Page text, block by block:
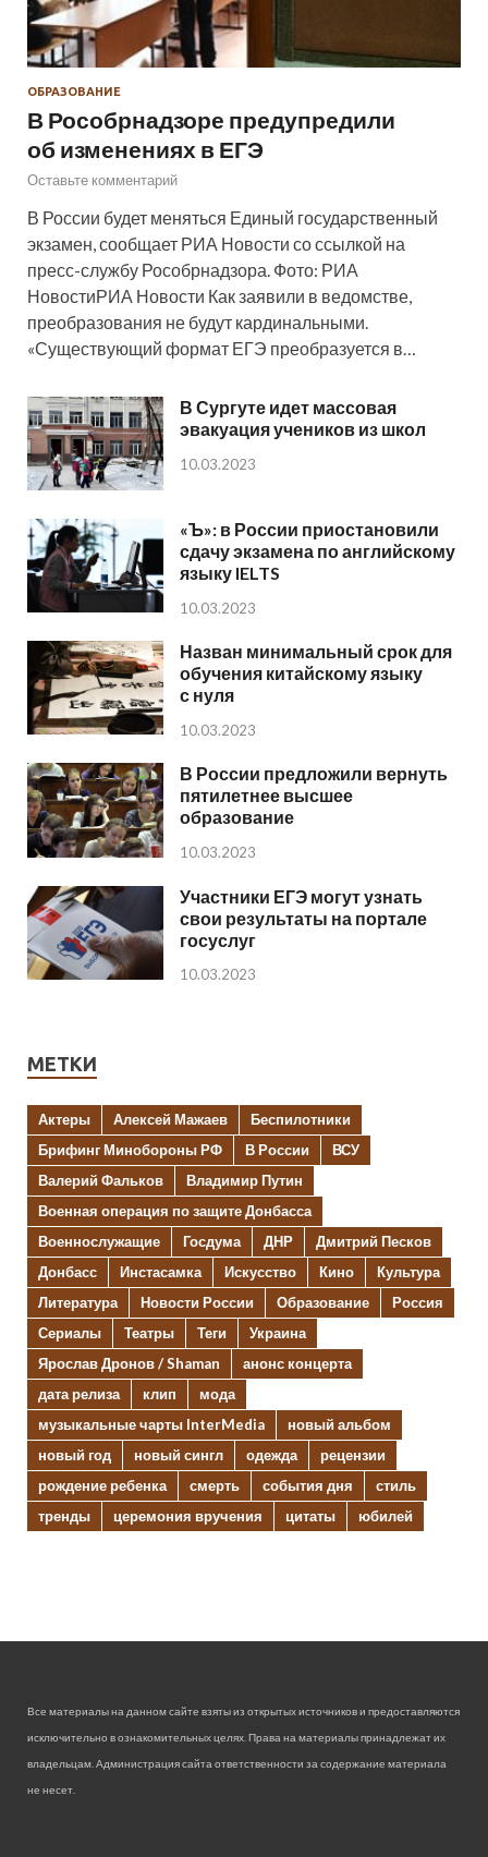
ОБРАЗОВАНИЕ
В Рособрнадзоре предупредили
об изменениях в ЕГЭ
Оставьте комментарий
В России будет меняться Единый государственный
экзамен, сообщает РИА Новости со ссылкой на
пресс-службу Рособрнадзора. Фото: РИА
НовостиРИА Новости Как заявили в ведомстве,
преобразования не будут кардинальными.
«Существующий формат ЕГЭ преобразуется в…
В Сургуте идет массовая
эвакуация учеников из школ
10.03.2023
«Ъ»: в России приостановили
сдачу экзамена по английскому
языку IELTS
10.03.2023
Назван минимальный срок для
обучения китайскому языку
с нуля
10.03.2023
В России предложили вернуть
пятилетнее высшее
образование
10.03.2023
Участники ЕГЭ могут узнать
свои результаты на портале
госуслуг
10.03.2023
МЕТКИ
Актеры Алексей Мажаев
Беспилотники
Брифинг Минобороны РФ
В России
ВСУ
Валерий Фальков
Владимир Путин
Военная операция по защите Донбасса
Военнослужащие
Госдума ДНР
Дмитрий Песков
Донбасс
Инстасамка Искусство Кино
Культура
Литература
Новости России Образование
Россия
Сериалы
Театры Теги
Украина
Ярослав Дронов / Shaman
анонс концерта
дата релиза
клип
мода
музыкальные чарты InterMedia
новый альбом
новый год
новый сингл одежда
рецензии
рождение ребенка
смерть события дня
стиль
тренды
церемония вручения цитаты юбилей
Все материалы на данном сайте взяты из открытых источников и предоставляются
исключительно в ознакомительных целях. Права на материалы принадлежат их
владельцам. Администрация сайта ответственности за содержание материала
не несет.